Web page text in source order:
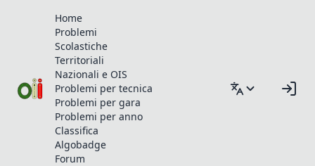
Home
Problemi
Scolastiche
Territoriali
Nazionali e OIS
Problemi per tecnica
Problemi per gara
Problemi per anno
Classifica
Algobadge
Forum